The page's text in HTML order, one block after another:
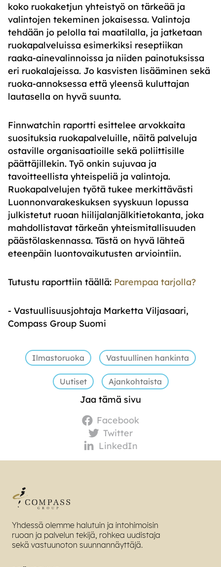
koko ruokaketjun yhteistyö on tärkeää ja
valintojen tekeminen jokaisessa. Valintoja
tehdään jo pelolla tai maatilalla, ja jatketaan
ruokapalveluissa esimerkiksi reseptiikan
raaka-ainevalinnoissa ja niiden painotuksissa
eri ruokalajeissa. Jo kasvisten lisääminen sekä
ruoka-annoksessa että yleensä kuluttajan
lautasella on hyvä suunta.
Finnwatchin raportti esittelee arvokkaita
suosituksia ruokapalveluille, näitä palveluja
ostaville organisaatioille sekä poliittisille
päättäjillekin. Työ onkin sujuvaa ja
tavoitteellista yhteispeliä ja valintoja.
Ruokapalvelujen työtä tukee merkittävästi
Luonnonvarakeskuksen syyskuun lopussa
julkistetut ruoan hiilijalanjälkitietokanta, joka
mahdollistavat tärkeän yhteismitallisuuden
päästölaskennassa. Tästä on hyvä lähteä
eteenpäin luontovaikutusten arviointiin.
Tutustu raporttiin täällä: Parempaa tarjolla?
- Vastuullisuusjohtaja Marketta Viljasaari,
Compass Group Suomi
Ilmastoruoka Vastuullinen hankinta
Uutiset Ajankohtaista
Jaa tämä sivu
Facebook
Twitter
LinkedIn
Yhdessä olemme halutuin ja intohimoisin
ruoan ja palvelun tekijä, rohkea uudistaja
sekä vastuunoton suunnannäyttäjä.